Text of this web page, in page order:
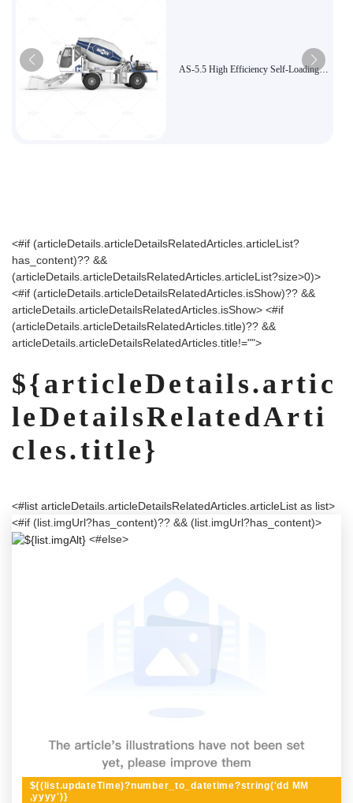
AS-5.5 High Efficiency Self-Loading
<#if (articleDetails.articleDetailsRelatedArticles.articleList?
has_content)?? &&
(articleDetails.articleDetailsRelatedArticles.articleList?size>0)>
<#if (articleDetails.articleDetailsRelatedArticles.isShow)?? &&
articleDetails.articleDetailsRelatedArticles.isShow> <#if
(articleDetails.articleDetailsRelatedArticles.title)?? &&
articleDetails.articleDetailsRelatedArticles.title!="">
${articleDetails.artic
leDetailsRelatedArti
cles.title}
<#list articleDetails.articleDetailsRelatedArticles.articleList as list>
<#if (list.imgUrl?has_content)?? && (list.imgUrl?has_content)>
<#else>
${(list.updateTime)?number_to_datetime?string('dd MM
,yyyy')}